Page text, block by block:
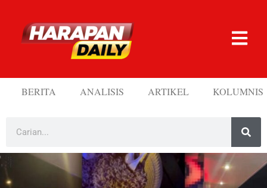
BERITA ANALISIS ARTIKEL KOLUMNIS